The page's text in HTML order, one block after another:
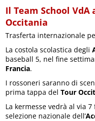
Il Team School
Occitania
Trasferta internazionale
La costola scolastica degli
baseball 5, nel fine
Francia.
I rossoneri saranno di
prima tappa delTour
La kermesse vedrà al via
selezione nazionale dell’